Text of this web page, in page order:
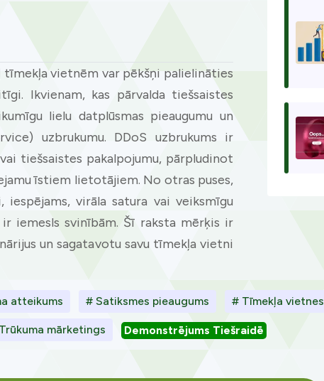
tīmekļa vietnēm var pēkšņi palielināties
Ikvienam, kas pārvalda tiešsaistes
lielu datplūsmas pieaugumu un
uzbrukumu. DDoS uzbrukums ir
tiešsaistes pakalpojumu, pārpludinot
īstiem lietotājiem. No otras puses,
virāla satura vai veiksmīgu
iemesls svinībām. Šī raksta mērķis ir
un sagatavotu savu tīmekļa vietni
atteikums # Satiksmes pieaugums # Tīmekļa
mārketings Demonstrējums Tiešraidē